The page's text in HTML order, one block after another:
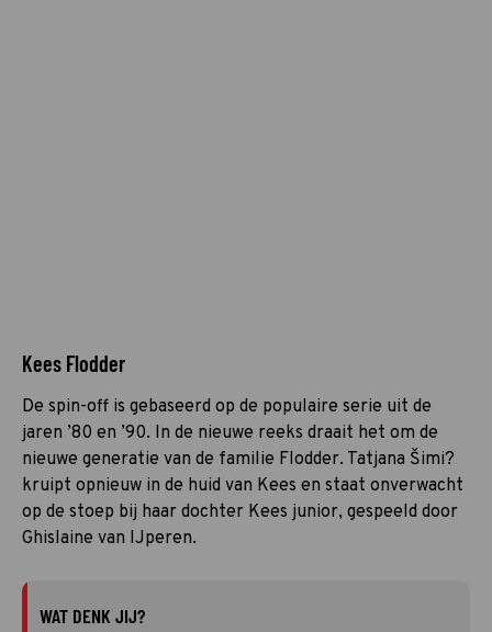
Kees Flodder
De spin-off is gebaseerd op de populaire serie uit de
jaren ’80 en ’90. In de nieuwe reeks draait het om de
nieuwe generatie van de familie Flodder. Tatjana Šimi?
kruipt opnieuw in de huid van Kees en staat onverwacht
op de stoep bij haar dochter Kees junior, gespeeld door
Ghislaine van IJperen.
WAT DENK JIJ?